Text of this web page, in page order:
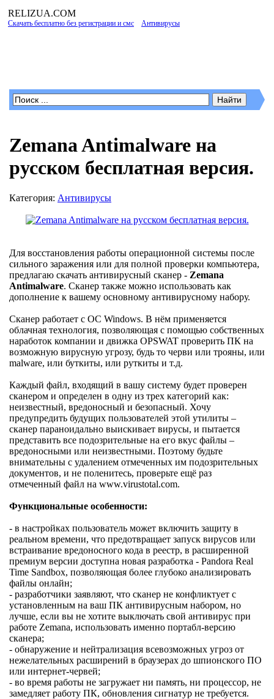
RELIZUA.COM
Скачать бесплатно без регистрации и смс Антивирусы
Zemana Antimalware на
русском бесплатная версия.
Категория: Антивирусы
Для восстановления работы операционной системы после
сильного заражения или для полной проверки компьютера,
предлагаю скачать антивирусный сканер - Zemana
Antimalware. Сканер также можно использовать как
дополнение к вашему основному антивирусному набору.
Сканер работает с ОС Windows. В нём применяется
облачная технология, позволяющая с помощью собственных
наработок компании и движка OPSWAT проверить ПК на
возможную вирусную угрозу, будь то черви или трояны, или
malware, или буткиты, или руткиты и т.д.
Каждый файл, входящий в вашу систему будет проверен
сканером и определен в одну из трех категорий как:
неизвестный, вредоносный и безопасный. Хочу
предупредить будущих пользователей этой утилиты –
сканер параноидально выискивает вирусы, и пытается
представить все подозрительные на его вкус файлы –
вредоносными или неизвестными. Поэтому будьте
внимательны с удалением отмеченных им подозрительных
документов, и не поленитесь, проверьте ещё раз
отмеченный файл на www.virustotal.com.
Функциональные особенности:
- в настройках пользователь может включить защиту в
реальном времени, что предотвращает запуск вирусов или
встраивание вредоносного кода в реестр, в расширенной
премиум версии доступна новая разработка - Pandora Real
Time Sandbox, позволяющая более глубоко анализировать
файлы онлайн;
- разработчики заявляют, что сканер не конфликтует с
установленным на ваш ПК антивирусным набором, но
лучше, если вы не хотите выключать свой антивирус при
работе Zemana, использовать именно портабл-версию
сканера;
- обнаружение и нейтрализация всевозможных угроз от
нежелательных расширений в браузерах до шпионского ПО
или интернет-червей;
- во время работы не загружает ни память, ни процессор, не
замедляет работу ПК, обновления сигнатур не требуется.